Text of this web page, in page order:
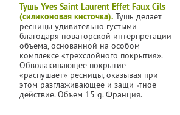
Тушь Yves Saint Laurent Effet Faux Cils
(силиконовая кисточка). Тушь делает
ресницы удивительно густыми –
благодаря новаторской интерпретации
объема, основанной на особом
комплексе «трехслойного покрытия».
Обволакивающее покрытие
«распушает» ресницы, оказывая при
этом разглаживающее и защи¬тное
действие. Объем 15 g. Франция.